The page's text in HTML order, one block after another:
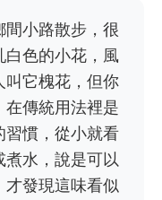
間小路散步，很
白色的小花，風
叫它槐花，但你
在傳統用法裡是
習慣，從小就看
水，說是可以
才發現這味看似